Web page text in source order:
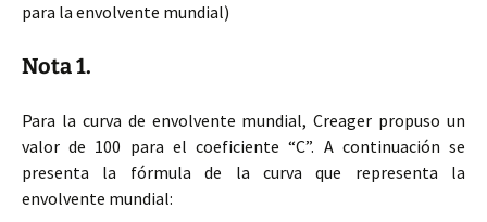
para la envolvente mundial)
Nota 1.
Para la curva de envolvente mundial, Creager propuso un
valor de 100 para el coeficiente “C”. A continuación se
presenta la fórmula de la curva que representa la
envolvente mundial: